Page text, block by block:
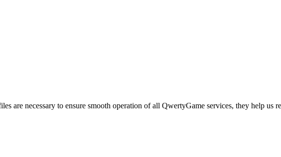
are necessary to ensure smooth operation of all QwertyGame services, they help us